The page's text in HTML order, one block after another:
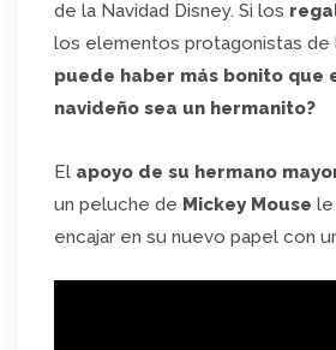
de la Navidad Disney. Si los
los elementos protagonistas de
puede haber más bonito que
navideño sea un hermanito?
El apoyo de su hermano
un peluche de Mickey Mouse le
encajar en su nuevo papel con